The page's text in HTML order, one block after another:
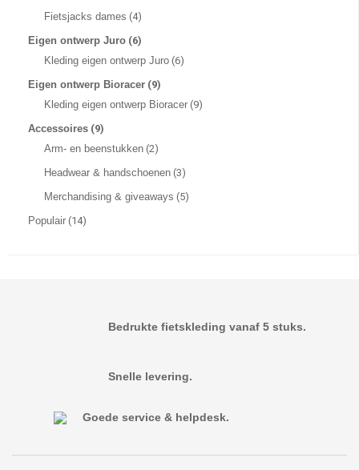
Fietsjacks dames (4)
Eigen ontwerp Juro (6)
Kleding eigen ontwerp Juro (6)
Eigen ontwerp Bioracer (9)
Kleding eigen ontwerp Bioracer (9)
Accessoires (9)
Arm- en beenstukken (2)
Headwear & handschoenen (3)
Merchandising & giveaways (5)
Populair (14)
Bedrukte fietskleding vanaf 5 stuks.
Snelle levering.
Goede service & helpdesk.